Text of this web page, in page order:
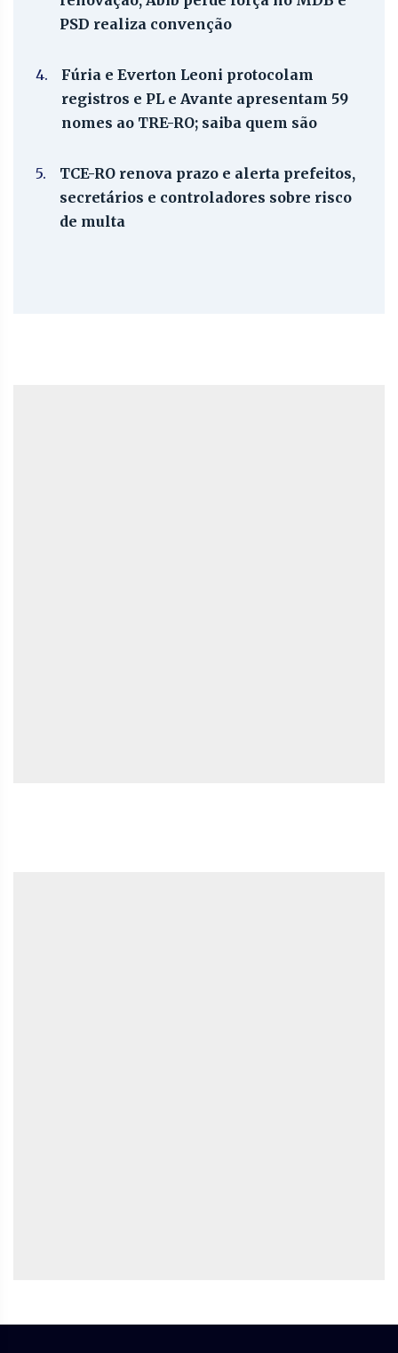
PSD realiza convenção
4.
Fúria e Everton Leoni protocolam
registros e PL e Avante apresentam 59
nomes ao TRE-RO; saiba quem são
5.
TCE-RO renova prazo e alerta prefeitos,
secretários e controladores sobre risco
de multa